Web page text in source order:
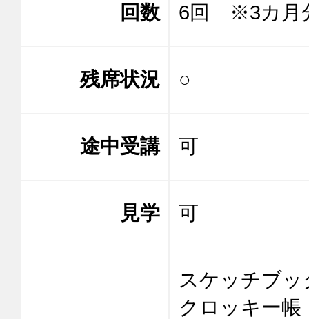
回数 6回 ※3カ月
残席状況 ○
途中受講 可
見学 可
スケッチブッ
クロッキー帳